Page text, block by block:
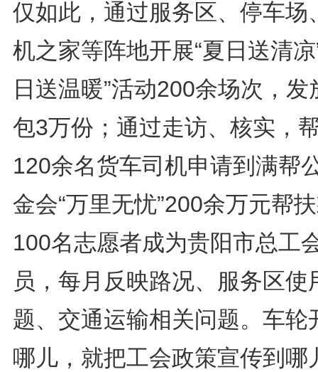
仅如此，通过服务区、停车场
机之家等阵地开展“夏日送清凉
日送温暖”活动200余场次，发
包3万份；通过走访、核实，
120余名货车司机申请到满帮
金会“万里无忧”200余万元帮
100名志愿者成为贵阳市总工
员，每月反映路况、服务区使
题、交通运输相关问题。车轮
哪儿，就把工会政策宣传到哪